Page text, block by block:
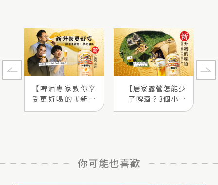
【啤酒專家教你享
受更好喝的 #新升
級的味道！】
【居家露營怎能少
了啤酒？3個小技
巧輕鬆擁有 #新升
你可能也喜歡